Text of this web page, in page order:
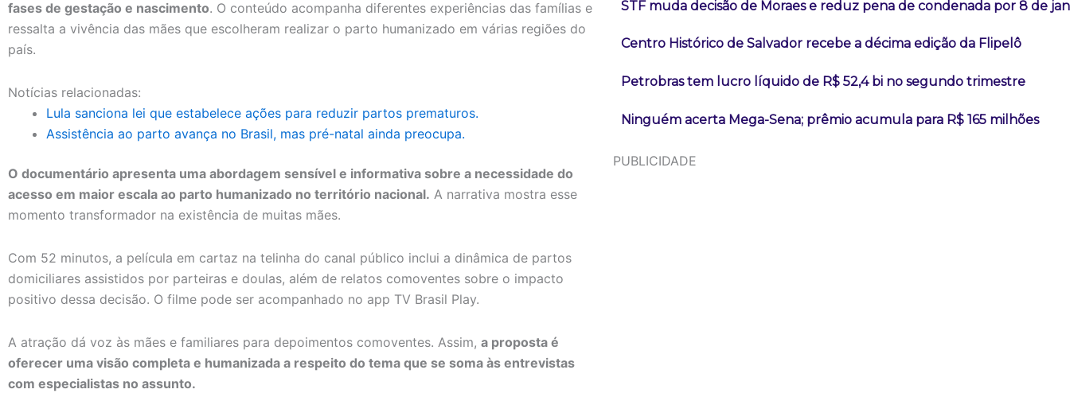
fases de gestação e nascimento. O conteúdo acompanha diferentes experiências das famílias e
ressalta a vivência das mães que escolheram realizar o parto humanizado em várias regiões do
país.
Notícias relacionadas:
Lula sanciona lei que estabelece ações para reduzir partos prematuros.
Assistência ao parto avança no Brasil, mas pré-natal ainda preocupa.
O documentário apresenta uma abordagem sensível e informativa sobre a necessidade do
acesso em maior escala ao parto humanizado no território nacional. A narrativa mostra esse
momento transformador na existência de muitas mães.
Com 52 minutos, a película em cartaz na telinha do canal público inclui a dinâmica de partos
domiciliares assistidos por parteiras e doulas, além de relatos comoventes sobre o impacto
positivo dessa decisão. O filme pode ser acompanhado no app TV Brasil Play.
A atração dá voz às mães e familiares para depoimentos comoventes. Assim, a proposta é
oferecer uma visão completa e humanizada a respeito do tema que se soma às entrevistas
com especialistas no assunto.
STF muda decisão de Moraes e reduz pena de condenada por 8 de
Centro Histórico de Salvador recebe a décima edição da Flipelô
Petrobras tem lucro líquido de R$ 52,4 bi no segundo trimestre
Ninguém acerta Mega-Sena; prêmio acumula para R$ 165 milhões
PUBLICIDADE